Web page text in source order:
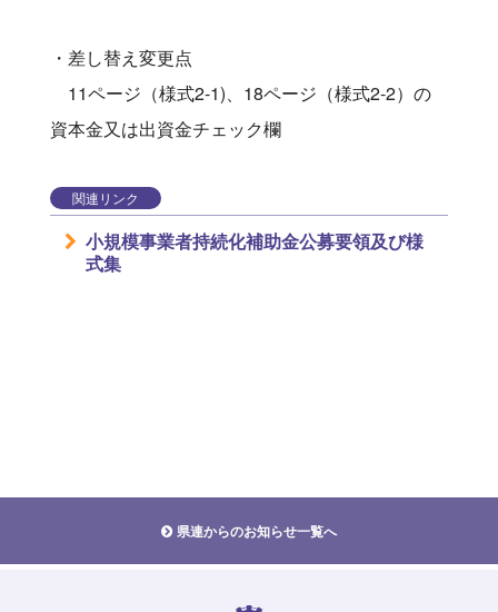
・差し替え変更点
11ページ（様式2-1)、18ページ（様式2-2）の
資本金又は出資金チェック欄
関連リンク
小規模事業者持続化補助金公募要領及び様
式集
県連からのお知らせ一覧へ